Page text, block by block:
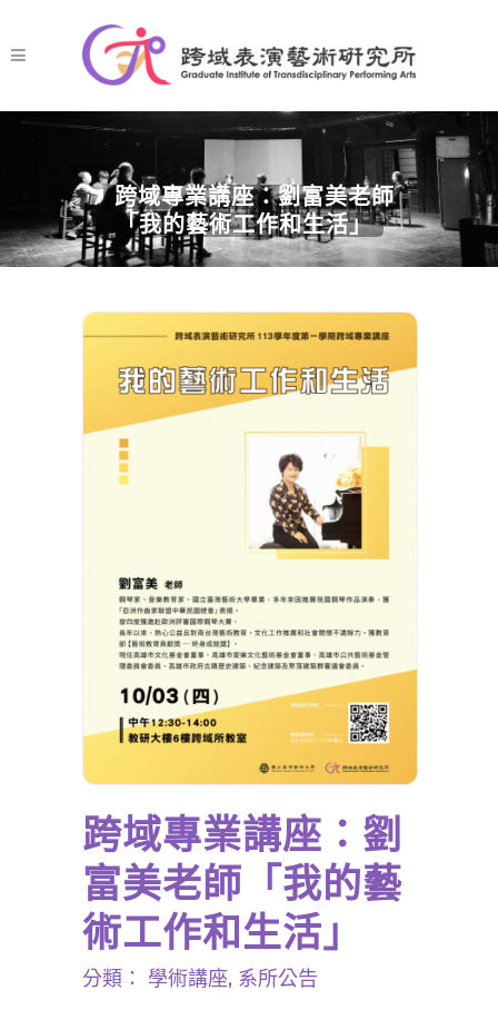
跨域專業講座：劉富美老師
「我的藝術工作和生活」
跨域專業講座：劉
富美老師「我的藝
術工作和生活」
分類： 學術講座, 系所公告